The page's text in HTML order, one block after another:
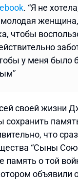
. “Я не
молодая
чтобы
у меня было
своей жизни
сохранить
что
“Сыны
о той
объявили